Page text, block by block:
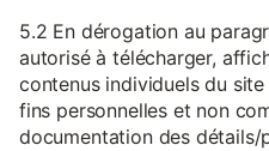
5.2 En dérogation au
autorisé à télécharger,
contenus individuels du
fins personnelles et non
documentation des détails/